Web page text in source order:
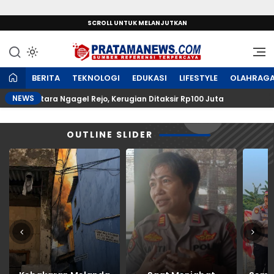
SCROLL UNTUK MELANJUTKAN
PratamaNews.com
Sumber Referensi Terpercaya
BERITA TEKNOLOGI EDUKASI LIFESTYLE
NEWS
Utara Ngagel Rejo, Kerugian Ditaksir Rp100 Juta
OUTLINE SLIDER